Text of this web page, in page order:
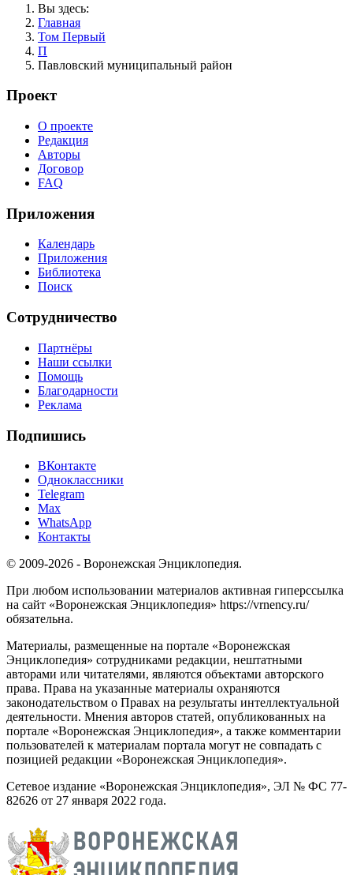
Вы здесь:
Главная
Том Первый
П
Павловский муниципальный район
Проект
О проекте
Редакция
Авторы
Договор
FAQ
Приложения
Календарь
Приложения
Библиотека
Поиск
Сотрудничество
Партнёры
Наши ссылки
Помощь
Благодарности
Реклама
Подпишись
ВКонтакте
Одноклассники
Telegram
Max
WhatsApp
Контакты
© 2009-2026 - Воронежская Энциклопедия.
При любом использовании материалов активная гиперссылка
на сайт «Воронежская Энциклопедия» https://vrnency.ru/
обязательна.
Материалы, размещенные на портале «Воронежская
Энциклопедия» сотрудниками редакции, нештатными
авторами или читателями, являются объектами авторского
права. Права на указанные материалы охраняются
законодательством о Правах на результаты интеллектуальной
деятельности. Мнения авторов статей, опубликованных на
портале «Воронежская Энциклопедия», а также комментарии
пользователей к материалам портала могут не совпадать с
позицией редакции «Воронежская Энциклопедия».
Сетевое издание «Воронежская Энциклопедия», ЭЛ № ФС 77-
82626 от 27 января 2022 года.